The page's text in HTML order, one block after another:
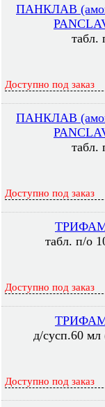
ПАНКЛАВ
табл.
Доступно под заказ
ПАНКЛАВ
табл.
Доступно под заказ
табл. п/о
Доступно под заказ
д/сусп.60
Доступно под заказ